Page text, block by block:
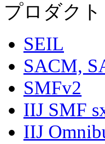
プロダク
SEIL
SACM,
SMFv2
IIJ SMF
IIJ